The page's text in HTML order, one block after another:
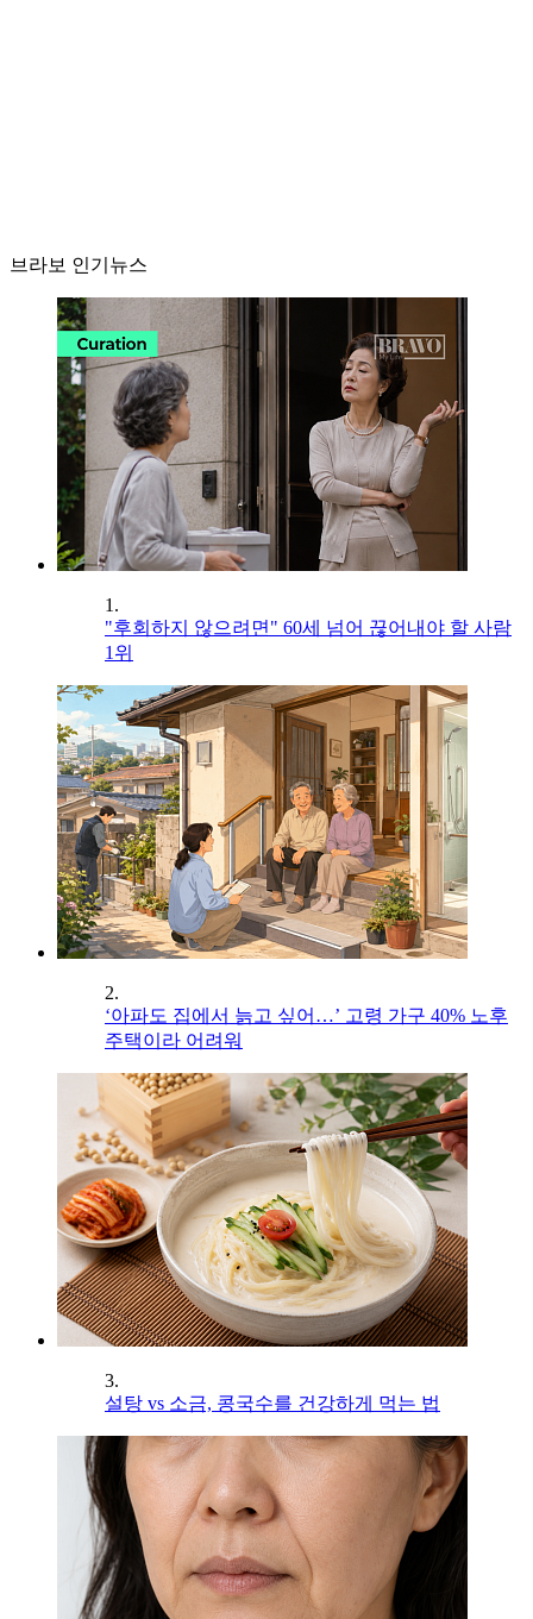
브라보 인기뉴스
1.
"후회하지 않으려면" 60세 넘어 끊어내야 할 사람
1위
2.
‘아파도 집에서 늙고 싶어…’ 고령 가구 40% 노후
주택이라 어려워
3.
설탕 vs 소금, 콩국수를 건강하게 먹는 법